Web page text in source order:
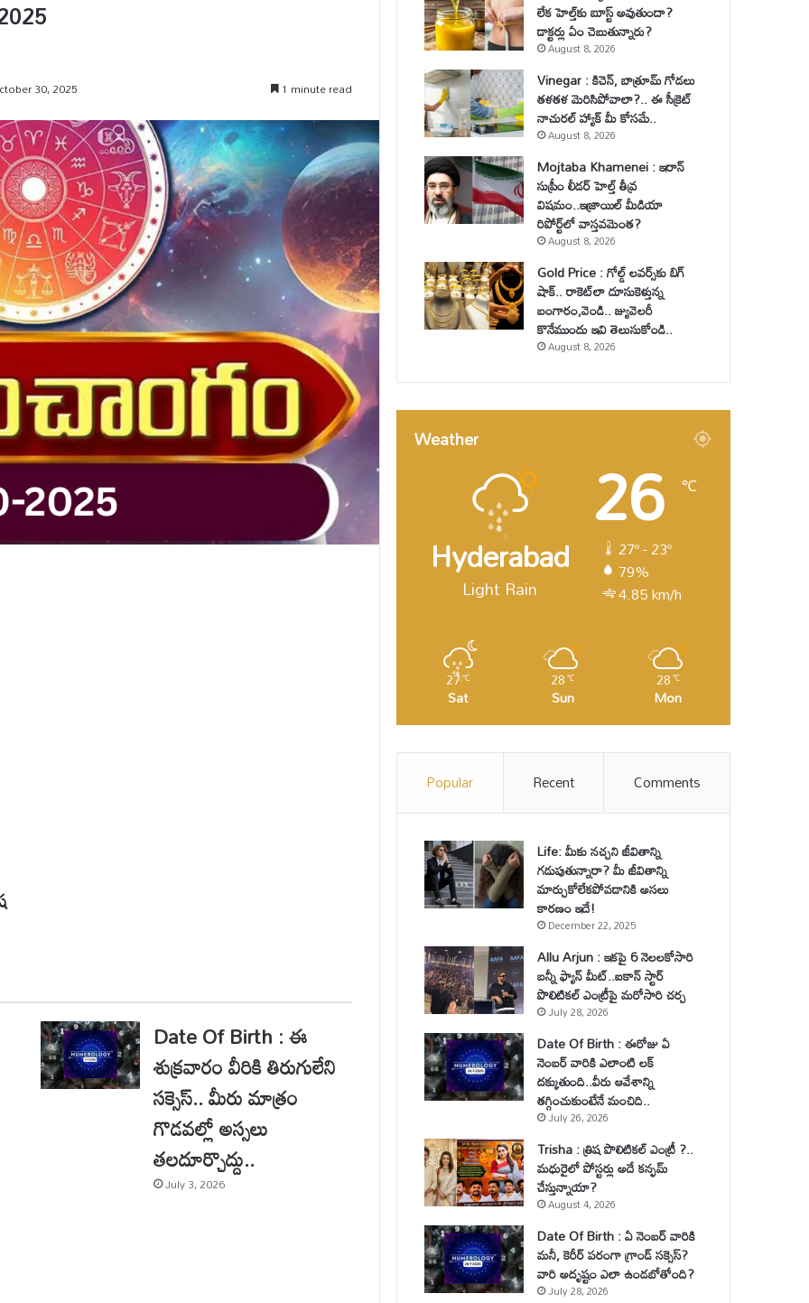
30, 2025 1 minute read
Date Of Birth : ఈ
శుక్రవారం వీరికి తిరుగులేని
సక్సెస్.. మీరు మాత్రం
గొడవల్లో అస్సలు
తలదూర్చొద్దు..
July 3, 2026
లేక హెల్త్‌కు బూస్ట్ అవుతుందా?
డాక్టర్లు ఏం చెబుతున్నారు?
August 8, 2026
Vinegar : కిచెన్, బాత్రూమ్ గోడలు
తళతళ మెరిసిపోవాలా?.. ఈ సీక్రెట్
నాచురల్ హ్యాక్ మీ కోసమే..
August 8, 2026
Mojtaba Khamenei : ఇరాన్
సుప్రీం లీడర్ హెల్త్ తీవ్ర
విషమం..ఇజ్రాయిల్ మీడియా
రిపోర్ట్‌లో వాస్తవమెంత?
August 8, 2026
Gold Price : గోల్డ్ లవర్స్‌కు బిగ్
షాక్.. రాకెట్‌లా దూసుకెళ్తున్న
బంగారం,వెండి.. జ్యువెలరీ
కొనేముందు ఇవి తెలుసుకోండి..
August 8, 2026
Weather
Hyderabad
Light Rain
26 ℃
27º - 23º
79%
4.85 km/h
27℃
Sat
28℃
Sun
28℃
Mon
Popular Recent Comments
Life: మీకు నచ్చని జీవితాన్ని
గడుపుతున్నారా? మీ జీవితాన్ని
మార్చుకోలేకపోవడానికి అసలు
కారణం ఇదే!
December 22, 2025
Allu Arjun : ఇకపై 6 నెలలకోసారి
బన్నీ ఫ్యాన్ మీట్..ఐకాన్ స్టార్
పొలిటికల్ ఎంట్రీపై మరోసారి చర్చ
July 28, 2026
Date Of Birth : ఈరోజు ఏ
నెంబర్ వారికి ఎలాంటి లక్
దక్కుతుంది..వీరు ఆవేశాన్ని
తగ్గించుకుంటేనే మంచిది..
July 26, 2026
Trisha : త్రిష పొలిటికల్ ఎంట్రీ ?..
మధురైలో పోస్టర్లు అదే కన్ఫమ్
చేస్తున్నాయా?
August 4, 2026
Date Of Birth : ఏ నెంబర్ వారికి
మనీ, కెరీర్ పరంగా గ్రాండ్ సక్సెస్?
వారి అదృష్టం ఎలా ఉండబోతోంది?
July 28, 2026